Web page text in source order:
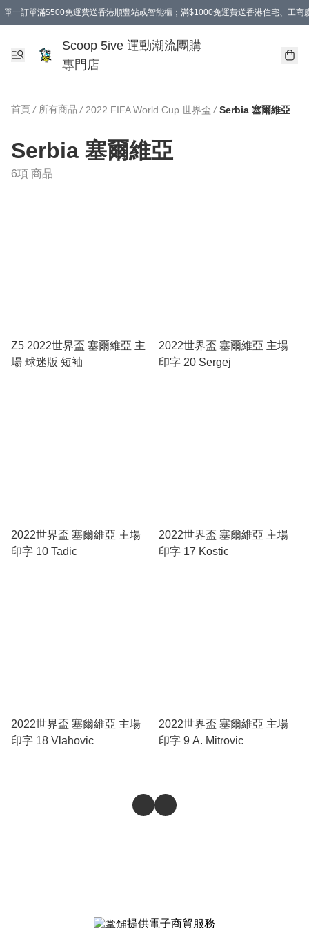
單一訂單滿$500免運費送香港順豐站或智能櫃；滿$1000免運費送香港住宅、工商
Scoop 5ive 運動潮流團購
專門店
首頁 / 所有商品 / 2022 FIFA World Cup 世界盃 / Serbia 塞爾維亞
Serbia 塞爾維亞
6項 商品
Z5 2022世界盃 塞爾維亞 主
場 球迷版 短袖
2022世界盃 塞爾維亞 主場
印字 20 Sergej
2022世界盃 塞爾維亞 主場
印字 10 Tadic
2022世界盃 塞爾維亞 主場
印字 17 Kostic
2022世界盃 塞爾維亞 主場
印字 18 Vlahovic
2022世界盃 塞爾維亞 主場
印字 9 A. Mitrovic
提供電子商貿服務